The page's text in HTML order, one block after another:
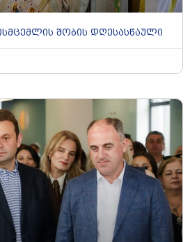
შობის დღესასწაული